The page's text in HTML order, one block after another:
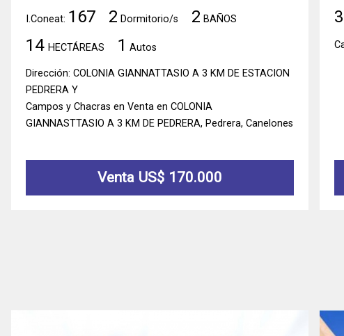
I.Coneat: 167 2 Dormitorio/s 2 BAÑOS
14 HECTÁREAS 1 Autos
Dirección: COLONIA GIANNATTASIO A 3 KM DE ESTACION
PEDRERA Y
Campos y Chacras en Venta en COLONIA
GIANNASTTASIO A 3 KM DE PEDRERA, Pedrera, Canelones
Venta US$ 170.000
3